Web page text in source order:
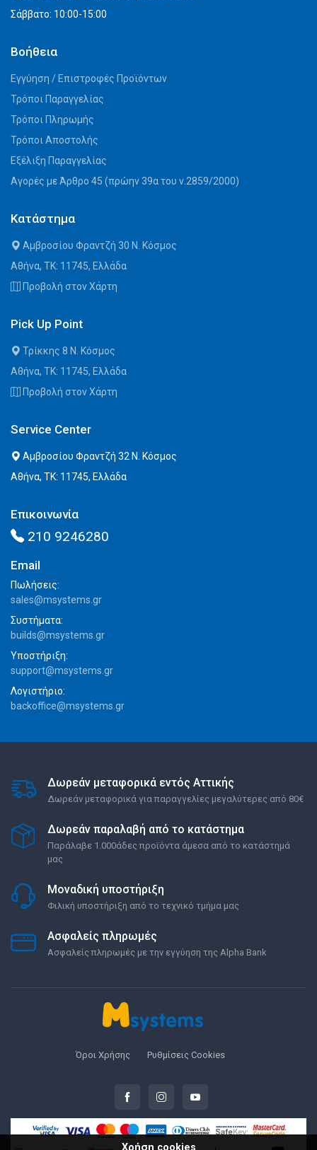
Σάββατο: 10:00-15:00
Βοήθεια
Εγγύηση / Επιστροφές Προϊόντων
Τρόποι Παραγγελίας
Τρόποι Πληρωμής
Τρόποι Αποστολής
Εξέλιξη Παραγγελίας
Αγορές με Άρθρο 45 (πρώην 39α του ν.2859/2000)
Κατάστημα
Αμβροσίου Φραντζή 30 Ν. Κόσμος
Αθήνα, ΤΚ: 11745, Ελλάδα
Προβολή στον Χάρτη
Pick Up Point
Τρίκκης 8 Ν. Κόσμος
Αθήνα, ΤΚ: 11745, Ελλάδα
Προβολή στον Χάρτη
Service Center
Αμβροσίου Φραντζή 32 Ν. Κόσμος
Αθήνα, ΤΚ: 11745, Ελλάδα
Επικοινωνία
210 9246280
Email
Πωλήσεις:
sales@msystems.gr
Συστήματα:
builds@msystems.gr
Υποστήριξη:
support@msystems.gr
Λογιστήριο:
backoffice@msystems.gr
Δωρεάν μεταφορικά εντός Αττικής
Δωρεάν μεταφορικά για παραγγελίες μεγαλύτερες από 80€
Δωρεάν παραλαβή από το κατάστημα
Παράλαβε 1.000άδες προϊόντα άμεσα από το κατάστημά
μας
Μοναδική υποστήριξη
Φιλική υποστήριξη από το τεχνικό τμήμα μας
Ασφαλείς πληρωμές
Ασφαλείς πληρωμές με την εγγύηση της Alpha Bank
Όροι Χρήσης Ρυθμίσεις Cookies
Χρήση cookies